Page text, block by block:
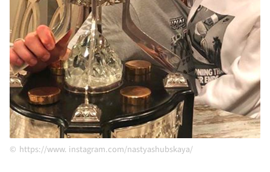
https://www. instagram.com/nastyashubskaya/